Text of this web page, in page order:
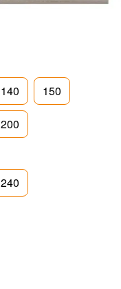
140 150
200
240